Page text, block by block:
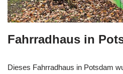
Fahrradhaus in
Dieses Fahrradhaus in Potsdam